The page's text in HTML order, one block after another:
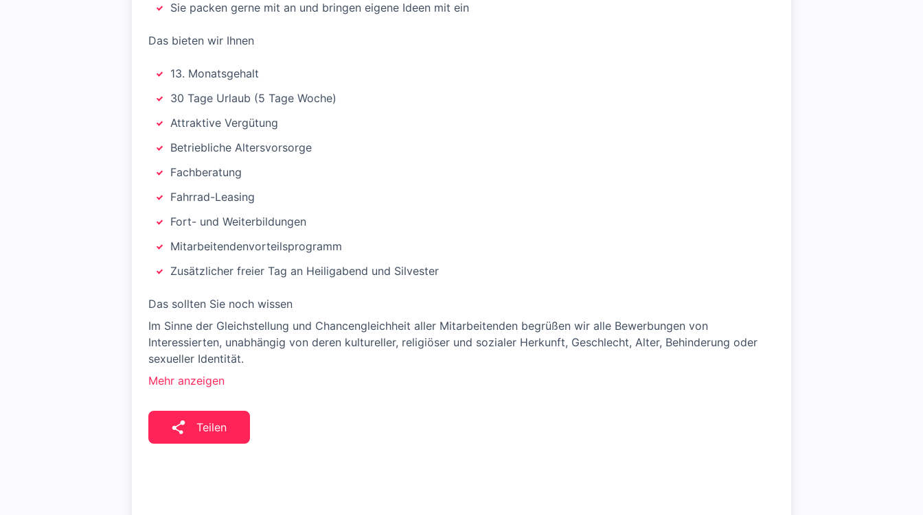
Sie packen gerne mit an und bringen eigene Ideen mit ein
Das bieten wir Ihnen
13. Monatsgehalt
30 Tage Urlaub (5 Tage Woche)
Attraktive Vergütung
Betriebliche Altersvorsorge
Fachberatung
Fahrrad-Leasing
Fort- und Weiterbildungen
Mitarbeitendenvorteilsprogramm
Zusätzlicher freier Tag an Heiligabend und Silvester
Das sollten Sie noch wissen
Im Sinne der Gleichstellung und Chancengleichheit aller Mitarbeitenden begrüßen wir alle Bewerbungen von
Interessierten, unabhängig von deren kultureller, religiöser und sozialer Herkunft, Geschlecht, Alter, Behinderung oder
sexueller Identität.
Mehr anzeigen
Teilen